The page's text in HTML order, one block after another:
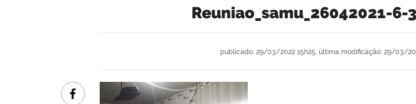
reuniao_samu_26042021-6-
publicado: 29/03/2022 15h25, última modificação: 29/03/
Facebook